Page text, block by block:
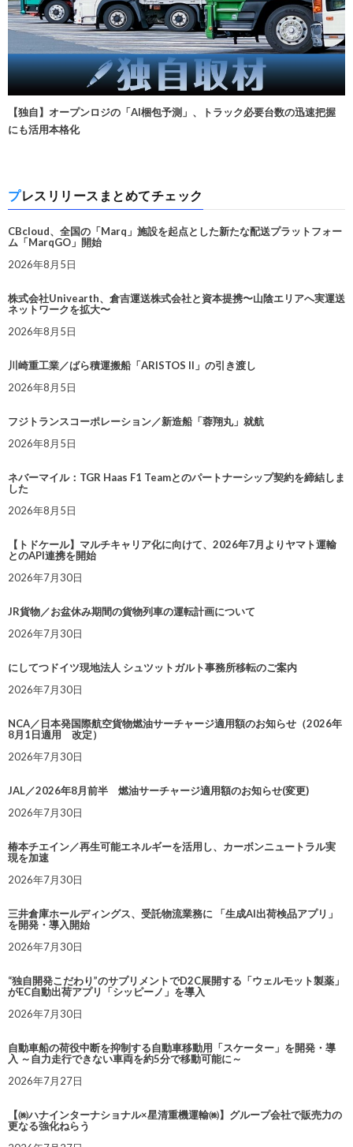
【独自】オープンロジの「AI梱包予測」、トラック必要台数の迅速把握
にも活用本格化
プレスリリースまとめてチェック
CBcloud、全国の「Marq」施設を起点とした新たな配送プラットフォー
ム「MarqGO」開始
2026年8月5日
株式会社Univearth、倉吉運送株式会社と資本提携〜山陰エリアへ実運送
ネットワークを拡大〜
2026年8月5日
川崎重工業／ばら積運搬船「ARISTOS II」の引き渡し
2026年8月5日
フジトランスコーポレーション／新造船「蓉翔丸」就航
2026年8月5日
ネバーマイル：TGR Haas F1 Teamとのパートナーシップ契約を締結しま
した
2026年8月5日
【トドケール】マルチキャリア化に向けて、2026年7月よりヤマト運輸
とのAPI連携を開始
2026年7月30日
JR貨物／お盆休み期間の貨物列車の運転計画について
2026年7月30日
にしてつドイツ現地法人 シュツットガルト事務所移転のご案内
2026年7月30日
NCA／日本発国際航空貨物燃油サーチャージ適用額のお知らせ（2026年
8月1日適用 改定）
2026年7月30日
JAL／2026年8月前半 燃油サーチャージ適用額のお知らせ(変更)
2026年7月30日
椿本チエイン／再生可能エネルギーを活用し、カーボンニュートラル実
現を加速
2026年7月30日
三井倉庫ホールディングス、受託物流業務に 「生成AI出荷検品アプリ」
を開発・導入開始
2026年7月30日
“独自開発こだわり”のサプリメントでD2C展開する「ウェルモット製薬」
がEC自動出荷アプリ「シッピーノ」を導入
2026年7月30日
自動車船の荷役中断を抑制する自動車移動用「スケーター」を開発・導
入 ～自力走行できない車両を約5分で移動可能に～
2026年7月27日
【㈱ハナインターナショナル×星清重機運輸㈱】グループ会社で販売力の
更なる強化ねらう